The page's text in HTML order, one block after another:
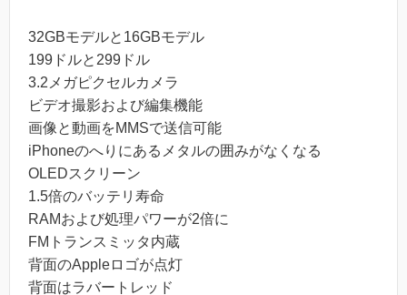
32GBモデルと16GBモデル
199ドルと299ドル
3.2メガピクセルカメラ
ビデオ撮影および編集機能
画像と動画をMMSで送信可能
iPhoneのへりにあるメタルの囲みがなくなる
OLEDスクリーン
1.5倍のバッテリ寿命
RAMおよび処理パワーが2倍に
FMトランスミッタ内蔵
背面のAppleロゴが点灯
背面はラバートレッド